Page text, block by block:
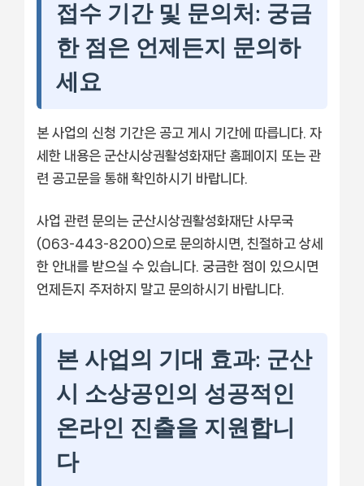
접수 기간 및 문의처: 궁금
한 점은 언제든지 문의하
세요
본 사업의 신청 기간은 공고 게시 기간에 따릅니다. 자
세한 내용은 군산시상권활성화재단 홈페이지 또는 관
련 공고문을 통해 확인하시기 바랍니다.
사업 관련 문의는 군산시상권활성화재단 사무국
(063-443-8200)으로 문의하시면, 친절하고 상세
한 안내를 받으실 수 있습니다. 궁금한 점이 있으시면
언제든지 주저하지 말고 문의하시기 바랍니다.
본 사업의 기대 효과: 군산
시 소상공인의 성공적인
온라인 진출을 지원합니
다